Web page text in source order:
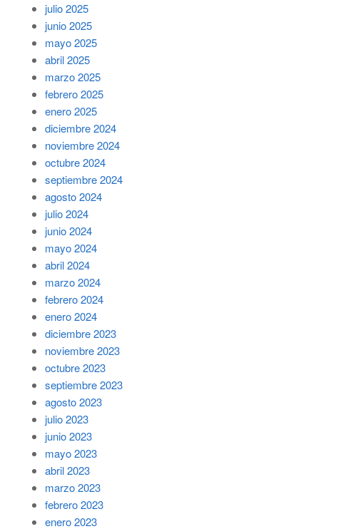
julio 2025
junio 2025
mayo 2025
abril 2025
marzo 2025
febrero 2025
enero 2025
diciembre 2024
noviembre 2024
octubre 2024
septiembre 2024
agosto 2024
julio 2024
junio 2024
mayo 2024
abril 2024
marzo 2024
febrero 2024
enero 2024
diciembre 2023
noviembre 2023
octubre 2023
septiembre 2023
agosto 2023
julio 2023
junio 2023
mayo 2023
abril 2023
marzo 2023
febrero 2023
enero 2023